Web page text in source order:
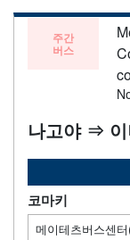
주간
버스
나고야 ⇒
코마키
메이테츠버스센